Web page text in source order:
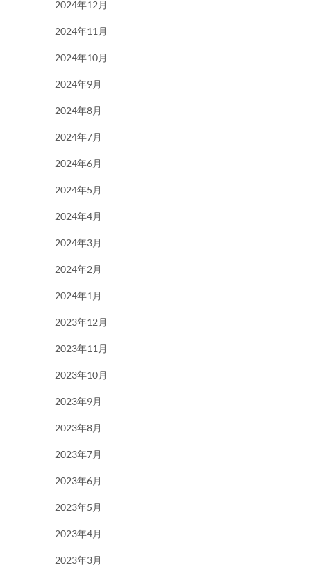
2024年12月
2024年11月
2024年10月
2024年9月
2024年8月
2024年7月
2024年6月
2024年5月
2024年4月
2024年3月
2024年2月
2024年1月
2023年12月
2023年11月
2023年10月
2023年9月
2023年8月
2023年7月
2023年6月
2023年5月
2023年4月
2023年3月